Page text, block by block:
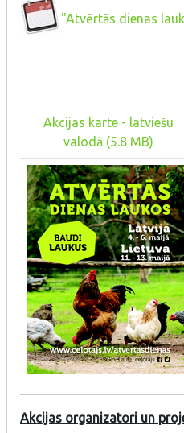
"Atvērtās dienas
Akcijas karte - latviešu
valodā (5.8 MB)
Akcijas organizatori un